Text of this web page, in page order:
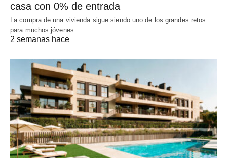
casa con 0% de entrada
La compra de una vivienda sigue siendo uno de los grandes retos
para muchos jóvenes…
2 semanas hace